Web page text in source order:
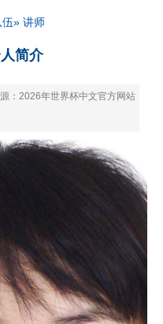
» 讲师
简介
：2026年世界杯中文官方网站